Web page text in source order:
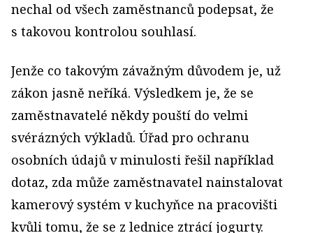
nechal od všech zaměstnanců podepsat, že
s takovou kontrolou souhlasí.
Jenže co takovým závažným důvodem je, už
zákon jasně neříká. Výsledkem je, že se
zaměstnavatelé někdy pouští do velmi
svérázných výkladů. Úřad pro ochranu
osobních údajů v minulosti řešil například
dotaz, zda může zaměstnavatel nainstalovat
kamerový systém v kuchyňce na pracovišti
kvůli tomu, že se z lednice ztrácí jogurty.